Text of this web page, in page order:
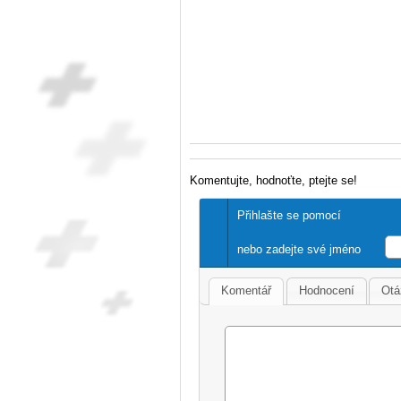
Komentujte, hodnoťte, ptejte se!
Přihlašte se pomocí
nebo zadejte své jméno
Komentář Hodnocení